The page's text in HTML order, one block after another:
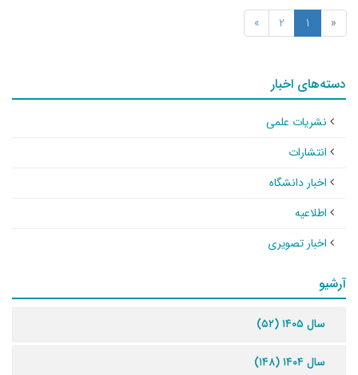
«
1
2
»
دسته‌های اخبار
نشریات علمی
انتشارات
اخبار دانشگاه
اطلاعیه
اخبار تصویری
آرشیو
سال ۱۴۰۵ (۵۲)
سال ۱۴۰۴ (۱۴۸)